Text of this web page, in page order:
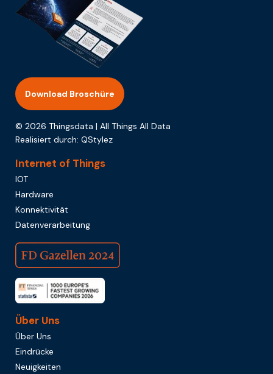
Download Broschüre
© 2026 Thingsdata | All Things All Data
Realisiert durch: QStylez
Internet of Things
IOT
Hardware
Konnektivität
Datenverarbeitung
Über Uns
Über Uns
Eindrücke
Neuigkeiten